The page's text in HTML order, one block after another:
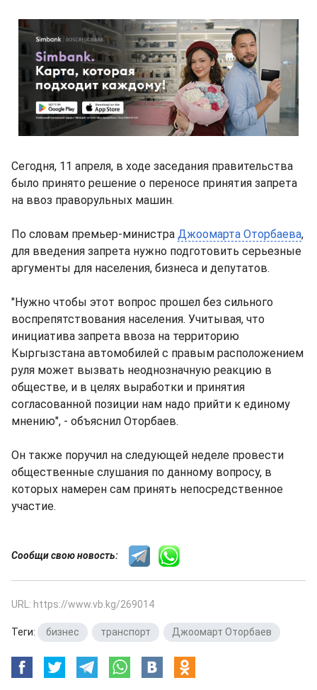
Сегодня, 11 апреля, в ходе заседания правительства
было принято решение о переносе принятия запрета
на ввоз праворульных машин.
По словам премьер-министра Джоомарта Оторбаева,
для введения запрета нужно подготовить серьезные
аргументы для населения, бизнеса и депутатов.
"Нужно чтобы этот вопрос прошел без сильного
воспрепятствования населения. Учитывая, что
инициатива запрета ввоза на территорию
Кыргызстана автомобилей с правым расположением
руля может вызвать неоднозначную реакцию в
обществе, и в целях выработки и принятия
согласованной позиции нам надо прийти к единому
мнению", - объяснил Оторбаев.
Он также поручил на следующей неделе провести
общественные слушания по данному вопросу, в
которых намерен сам принять непосредственное
участие.
Сообщи свою новость:
URL: https://www.vb.kg/269014
Теги: бизнес транспорт Джоомарт Оторбаев